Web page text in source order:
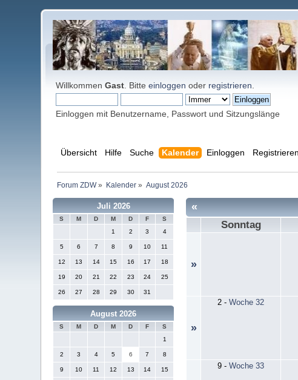
WillkommenGast . Bitteeinloggen oder registrieren
Einloggen mit Benutzername, Passwort und Sitzungslänge
Übersicht Hilfe Suche Kalender Einloggen Registrieren
Forum ZDW» Kalender» August 2026
Juli 2026
S M D M D F
S
1
2 3 4
5 6 7 8 9 10 11
12 13 14 15 16 17 18
19 20 21 22 23 24 25
26 27 28 29 30 31
August 2026
S M D M D F
S
1
2 3 4 5 6 7 8
9 10 11 12 13 14 15
«
Sonntag
»
»
2 -Woche 32
9 -Woche 33